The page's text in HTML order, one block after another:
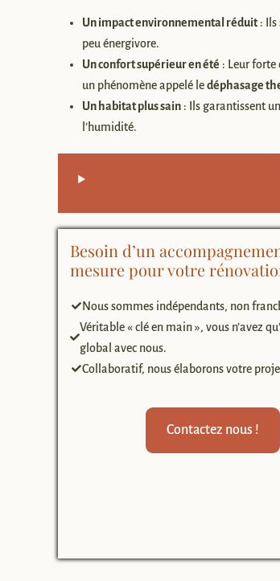
Un impact environnemental réduit: Ils
peu énergivore.
Un confort supérieur en été : Leur forte
un phénomène appelé ledéphasage
Un habitat plus sain : Ils garantissent
l’humidité.
Besoin d’un
mesure pour votre
Nous sommes indépendants, non
Véritable « clé en main », vous n’avez
global avec nous.
Collaboratif, nous élaborons votre
Contactez nous !